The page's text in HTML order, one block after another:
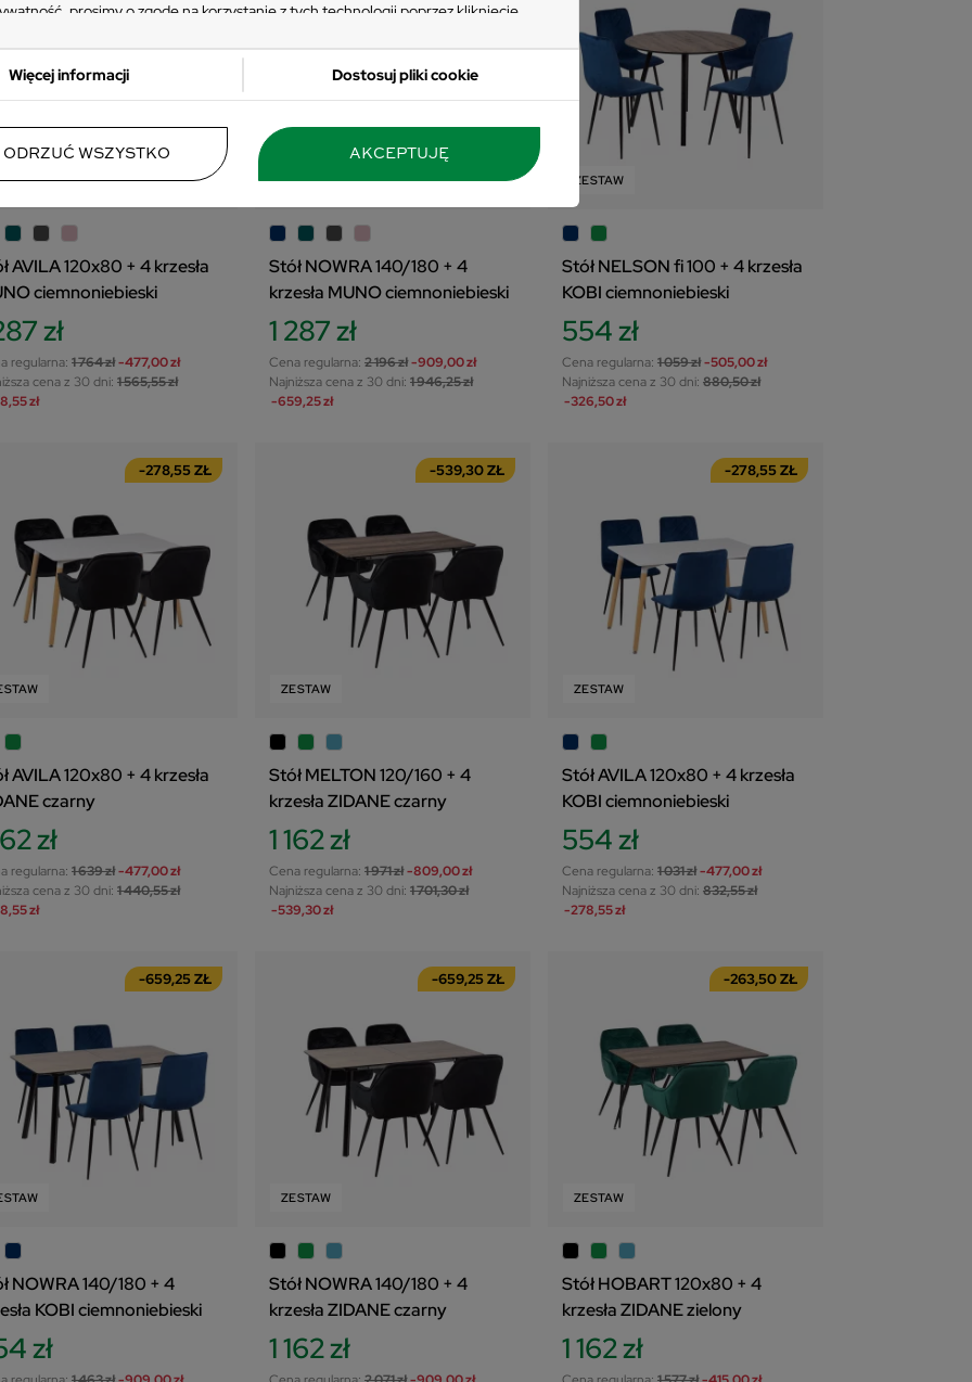
prosimy o zgodę na korzystanie z tych technologii poprzez kliknięcie
prywatności znajdujący się w lewym dolnym rogu strony. Niektóre rodzaje
danych nie wymagają zgody użytkownika, ale masz prawo sprzeciwić się
się z poniższymi informacjami, abyś mógł świadomie i komfortowo korzystać z
www. Szczegółowe informacje dotyczące przetwarzania Twoich danych
Więcej informacji Dostosuj pliki cookie
ODRZUĆ WSZYSTKO AKCEPTUJĘ
AVILA 120x80 + 4 krzesła
ciemnoniebieski
zł
regularna: 1 764 zł-477,00 zł
cena z 30 dni: 1 565,55 zł
zł
ZESTAW
Stół NOWRA 140/180 + 4
krzesła MUNO ciemnoniebieski
1 287 zł
Cena regularna: 2 196 zł-909,00 zł
Najniższa cena z 30 dni: 1 946,25 zł
-659,25 zł
ZESTAW
Stół NELSON fi 100 + 4 krzesła
KOBI ciemnoniebieski
554 zł
Cena regularna: 1 059 zł-505,00 zł
Najniższa cena z 30 dni: 880,50 zł
-326,50 zł
-278,55 ZŁ
AVILA 120x80 + 4 krzesła
czarny
zł
regularna: 1 639 zł-477,00 zł
cena z 30 dni: 1 440,55 zł
zł
-539,30 ZŁ
ZESTAW
Stół MELTON 120/160 + 4
krzesła ZIDANE czarny
1 162 zł
Cena regularna: 1 971 zł-809,00 zł
Najniższa cena z 30 dni: 1 701,30 zł
-539,30 zł
-278,55 ZŁ
ZESTAW
Stół AVILA 120x80 + 4 krzesła
KOBI ciemnoniebieski
554 zł
Cena regularna: 1 031 zł-477,00 zł
Najniższa cena z 30 dni: 832,55 zł
-278,55 zł
-659,25 ZŁ
NOWRA 140/180 + 4
KOBI ciemnoniebieski
zł
-659,25 ZŁ
ZESTAW
Stół NOWRA 140/180 + 4
krzesła ZIDANE czarny
1 162 zł
-263,50 ZŁ
ZESTAW
Stół HOBART 120x80 + 4
krzesła ZIDANE zielony
1 162 zł